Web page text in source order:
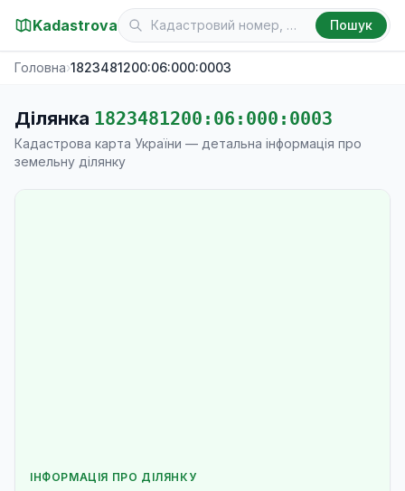
Kadastrova Пошук
Головна›1823481200:06:000:0003
Ділянка 1823481200:06:000:0003
Кадастрова карта України — детальна інформація про
земельну ділянку
ІНФОРМАЦІЯ ПРО ДІЛЯНКУ